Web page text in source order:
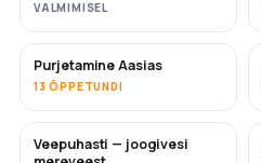
VALMIMISEL
TULEMAS
Purjetamine Aasias
13 ÕPPETUNDI
TULEMAS
Veepuhasti — joogivesi